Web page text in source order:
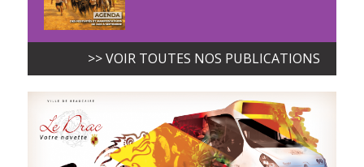
>> VOIR TOUTES NOS PUBLICATIONS